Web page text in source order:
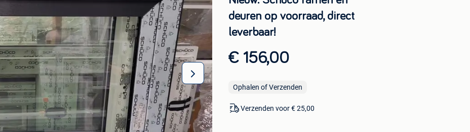
deuren op voorraad, direct
leverbaar!
€ 156,00
Ophalen of Verzenden
Verzenden voor € 25,00